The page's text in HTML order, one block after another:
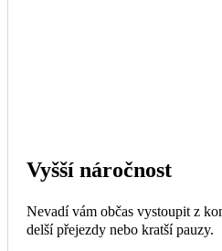
Vyšší náročnost
Nevadí vám občas vystoupit z
delší přejezdy nebo kratší pauzy.